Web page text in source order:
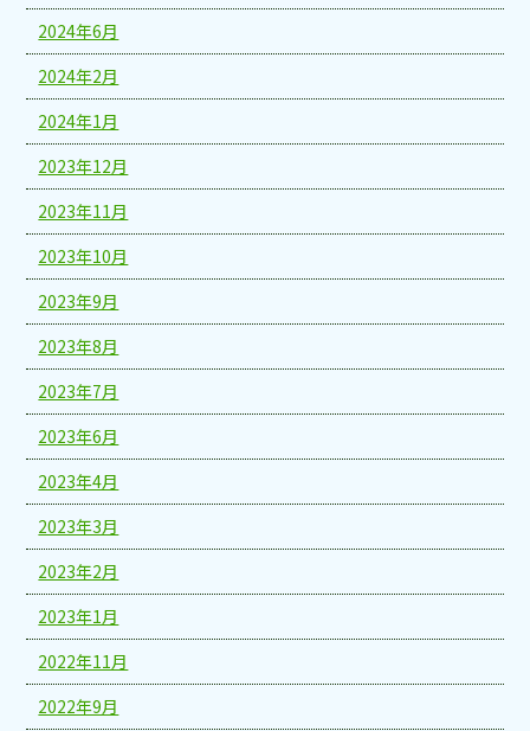
2024年6月
2024年2月
2024年1月
2023年12月
2023年11月
2023年10月
2023年9月
2023年8月
2023年7月
2023年6月
2023年4月
2023年3月
2023年2月
2023年1月
2022年11月
2022年9月